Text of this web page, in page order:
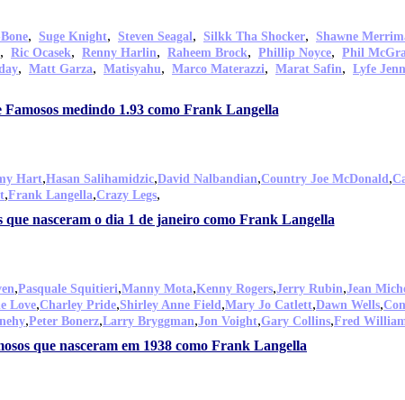
, Suge Knight, Steven Seagal, Silkk Tha Shocker, Shawne
, Ric Ocasek, Renny Harlin, Raheem Brock, Phillip Noyce, Phil
, Matt Garza, Matisyahu, Marco Materazzi, Marat Safin, Lyfe
Famosos medindo 1.93 como Frank Langella
Hart,Hasan Salihamidzic,David Nalbandian,Country Joe McDonald,
,Frank Langella,Crazy Legs,
que nasceram o dia 1 de janeiro como Frank Langella
,Pasquale Squitieri,Manny Mota,Kenny Rogers,Jerry Rubin,Jean
Love,Charley Pride,Shirley Anne Field,Mary Jo Catlett,Dawn Wells,
,Peter Bonerz,Larry Bryggman,Jon Voight,Gary Collins,Fred
que nasceram em 1938 como Frank Langella